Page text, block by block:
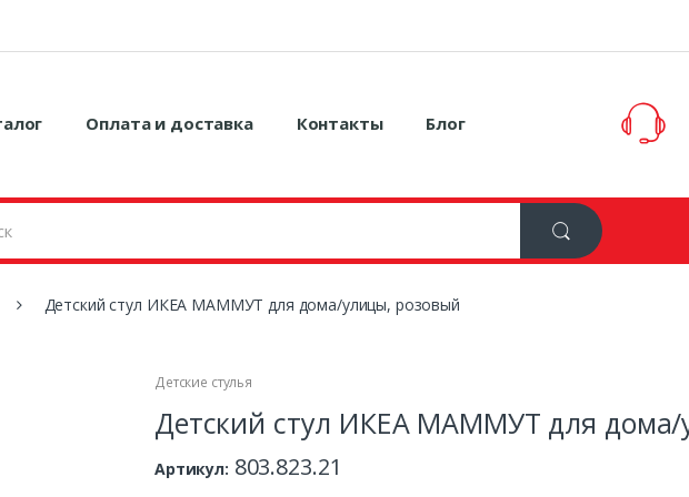
Оплата и доставка Контакты Блог
Детский стул ИКЕА МАММУТ для дома/улицы, розовый
Детские стулья
Детский стул ИКЕА МАММУТ для дома/
Артикул: 803.823.21